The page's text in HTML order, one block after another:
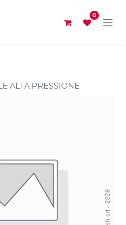
0
ALTA PRESSIONE